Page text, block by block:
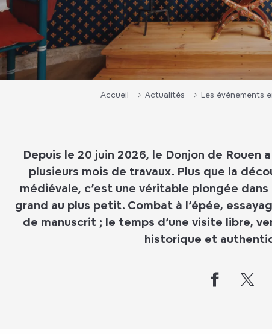
Accueil Actualités Les événements
Depuis le 20 juin 2026, le Donjon de Rouen
plusieurs mois de travaux. Plus que la
médiévale, c’est une véritable plongée
grand au plus petit. Combat à l’épée,
de manuscrit ; le temps d’une visite libre,
historique et